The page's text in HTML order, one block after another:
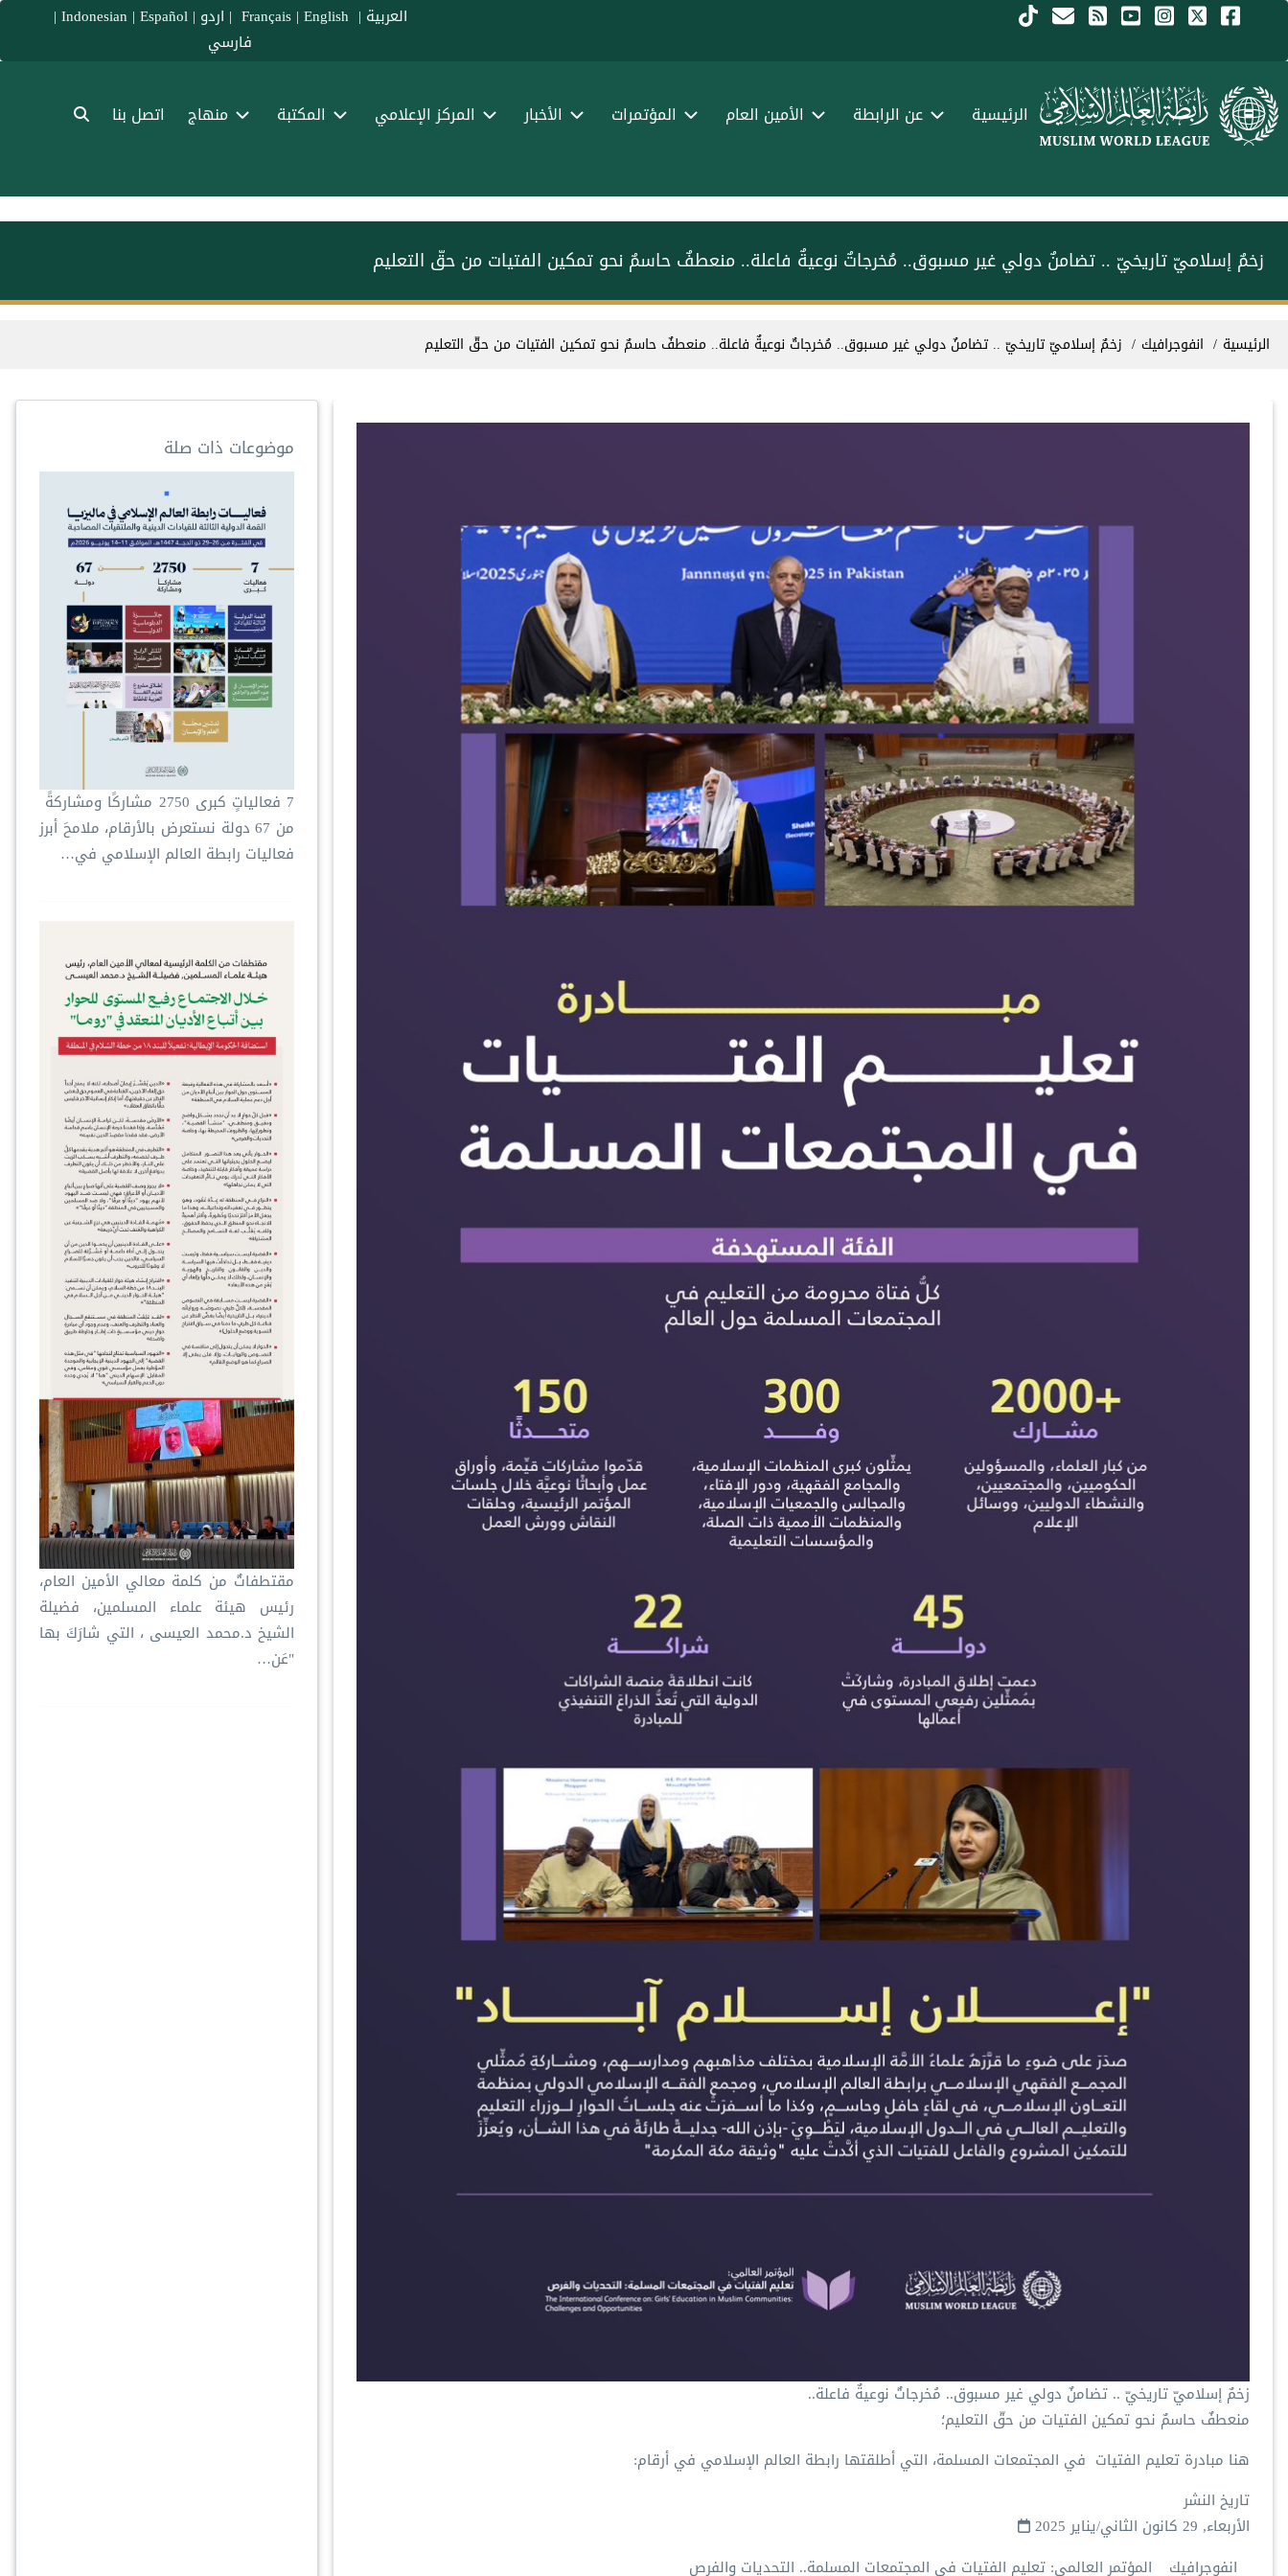
تجاوز إلى المحتوى الرئيسي العربية |
Français
| English
| اردو |
Indonesian | Español
|
فارسي
Menu Arabic الرئيسية عن الرابطة الأمين العام المؤتمرات الأخبار المركز الإعلامي المكتبة منهاج اتصل بنا
زخمٌ إسلاميّ تاريخيّ .. تضامنٌ دولي غير مسبوق.. مُخرجاتٌ نوعيةٌ فاعلة.. ‏منعطفٌ حاسمٌ نحو تمكين الفتيات من حقّ التعليم
مسار التنقل
الرئيسية انفوجرافيك زخمٌ إسلاميّ تاريخيّ .. تضامنٌ دولي غير مسبوق.. مُخرجاتٌ نوعيةٌ فاعلة.. ‏منعطفٌ حاسمٌ نحو تمكين الفتيات من حقّ التعليم
‏زخمٌ إسلاميّ تاريخيّ .. تضامنٌ دولي غير مسبوق.. مُخرجاتٌ نوعيةٌ فاعلة..
‏منعطفٌ حاسمٌ نحو تمكين الفتيات من حقّ التعليم؛
‏هنا ⁧‫مبادرة تعليم الفتيات ‬⁩ في المجتمعات المسلمة، التي أطلقتها ⁧‫رابطة العالم الإسلامي‬⁩ في أرقام:
تاريخ النشر
الأربعاء, 29 كانون الثاني/يناير 2025
انفوجرافيك
المؤتمر العالمي: تعليم الفتيات في المجتمعات المسلمة.. التحديات والفرص
موضوعات ذات صلة
‏7 فعالياتٍ كبرى ‏2750 مشاركًا ومشاركةً ‏
من 67 دولة ‏نستعرض بالأرقام، ملامحَ أبرز
فعاليات ⁧‫رابطة العالم الإسلامي‬⁩ في…
مقتطفاتٌ من كلمة معالي الأمين العام،
رئيس هيئة علماء المسلمين، فضيلة
الشيخ د.⁧‫محمد العيسى‬⁩ ‬⁩، التي شارَكَ بها
"عَن…